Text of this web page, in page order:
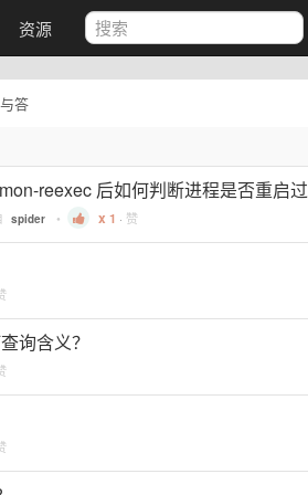
资源
答
reexec 后如何判断进程是否重启过
spider • 1 · 赞
询含义？